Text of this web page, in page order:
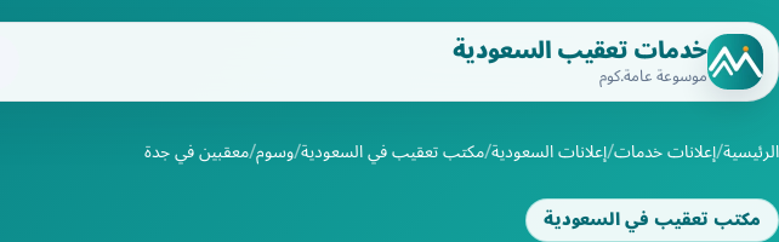
خدمات تعقيب السعودية
موسوعة عامة.كوم
الرئيسية إعلانات خدمات إعلانات السعودية مكتب تعقيب في السعودية وسوم معقبين في جدة
مكتب تعقيب في السعودية